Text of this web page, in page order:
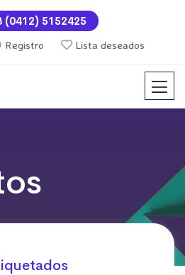
(0412) 5152425
Registro Lista deseados